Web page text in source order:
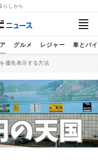
らしから
グルメ レジャー 車とバ
優先表示する方法